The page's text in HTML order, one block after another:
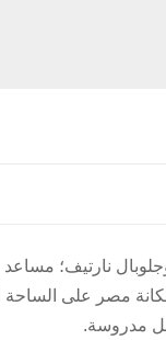
مساعد
مصر على الساحة
مدروسة.